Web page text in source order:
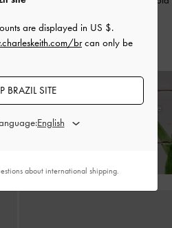
US$49.00
em todas as encomendas com gasto mín. e
de 30 dias após a receção da sua
are displayed in US $.
brcan only be
BRAZIL SITE
about international shipping.